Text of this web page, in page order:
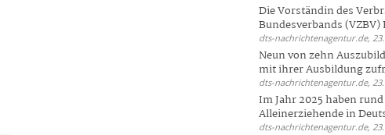
Die Vorständin des
Bundesverbands (VZBV)
dts-nachrichtenagentur.de,
Neun von zehn
mit ihrer Ausbildung
dts-nachrichtenagentur.de,
Im Jahr 2025 haben
Alleinerziehende in
dts-nachrichtenagentur.de,